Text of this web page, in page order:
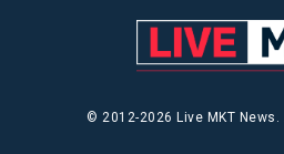
© 2012-2026 Live MKT